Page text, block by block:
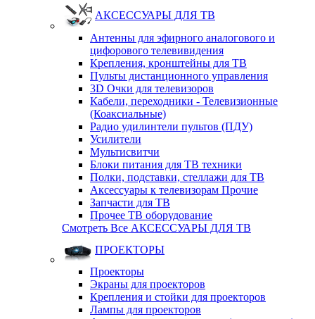
АКСЕССУАРЫ ДЛЯ ТВ
Антенны для эфирного аналогового и
цифорового телевивидения
Крепления, кронштейны для ТВ
Пульты дистанционного управления
3D Очки для телевизоров
Кабели, переходники - Телевизионные
(Коаксиальные)
Радио удилинтели пультов (ПДУ)
Усилители
Мультисвитчи
Блоки питания для ТВ техники
Полки, подставки, стеллажи для ТВ
Аксессуары к телевизорам Прочие
Запчасти для ТВ
Прочее ТВ оборудование
Смотреть Все АКСЕССУАРЫ ДЛЯ ТВ
ПРОЕКТОРЫ
Проекторы
Экраны для проекторов
Крепления и стойки для проекторов
Лампы для проекторов